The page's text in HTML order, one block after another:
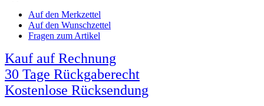
Auf den Merkzettel
Auf den Wunschzettel
Fragen zum Artikel
Kauf auf Rechnung
30 Tage Rückgaberecht
Kostenlose Rücksendung